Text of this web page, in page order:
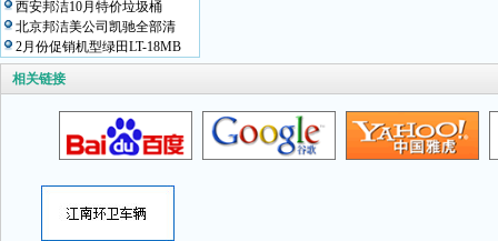
西安邦洁10月特价垃圾桶
北京邦洁美公司凯驰全部清
2月份促销机型绿田LT-18MB
相关链接